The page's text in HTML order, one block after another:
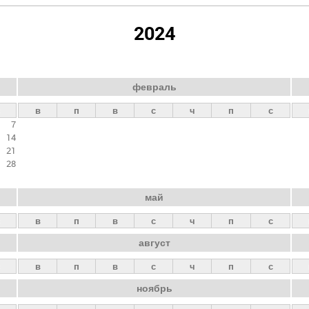
2024
7
14
21
28
февраль
в п в с ч п с
май
в п в с ч п с
август
в п в с ч п с
ноябрь